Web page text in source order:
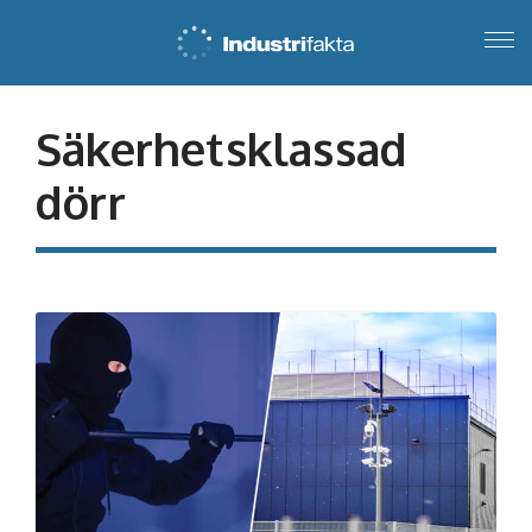
Säkerhetsklassad
dörr